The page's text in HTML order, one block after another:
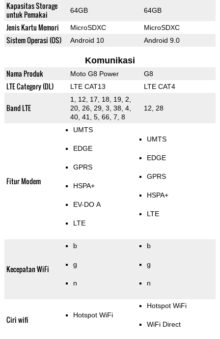
Kapasitas Storage
untuk Pemakai
64GB 64GB
Jenis Kartu Memori MicroSDXC MicroSDXC
Sistem Operasi (OS) Android 10 Android 9.0
Komunikasi
Nama Produk Moto G8 Power G8
LTE Category (DL) LTE CAT13 LTE CAT4
Band LTE
1, 12, 17, 18, 19, 2,
20, 26, 29, 3, 38, 4,
40, 41, 5, 66, 7, 8
12, 28
Fitur Modem
UMTS
EDGE
GPRS
HSPA+
EV-DO A
LTE
UMTS
EDGE
GPRS
HSPA+
LTE
Kecepatan WiFi
b
g
n
b
g
n
Ciri wifi Hotspot WiFi
Hotspot WiFi
WiFi Direct